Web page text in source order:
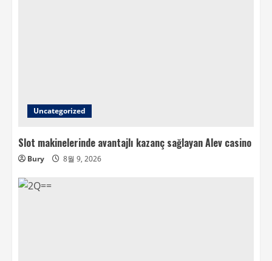
Uncategorized
Slot makinelerinde avantajlı kazanç sağlayan Alev casino
Bury 8월 9, 2026